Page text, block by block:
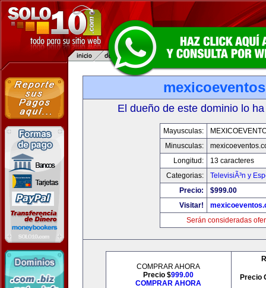
El dueño de este dominio lo
Mayusculas:
Minusculas:
Longitud:
13 caracteres
Categorias:
TelevisiÃ³n y
Precio:
$999.00
Visitar!
Serán consideradas
COMPRAR AHORA
Precio $999.00
COMPRAR AHORA
Precio